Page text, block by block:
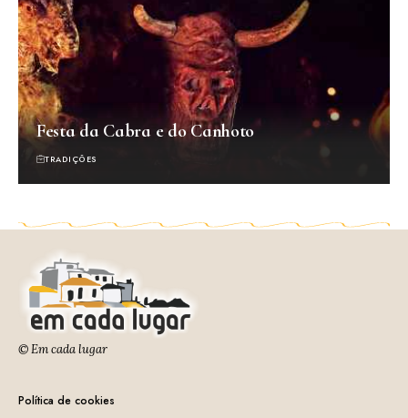
Festa da Cabra e do Canhoto
TRADIÇÕES
© Em cada lugar
Política de cookies